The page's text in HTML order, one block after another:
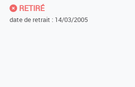
RETIRÉ
date de retrait : 14/03/2005